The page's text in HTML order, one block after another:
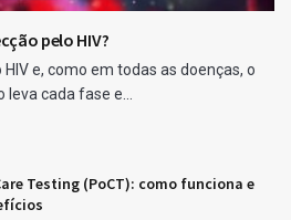
pelo HIV?
e, como em todas as doenças, o
cada fase e...
Testing (PoCT): como funciona e